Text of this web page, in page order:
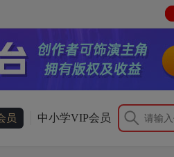
员 中小学VIP会员